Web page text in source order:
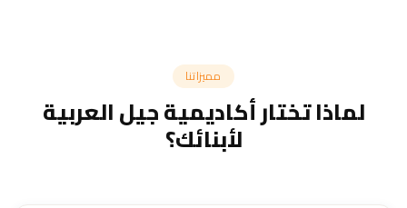
مميزاتنا
لماذا تختار أكاديمية جيل العربية
لأبنائك؟